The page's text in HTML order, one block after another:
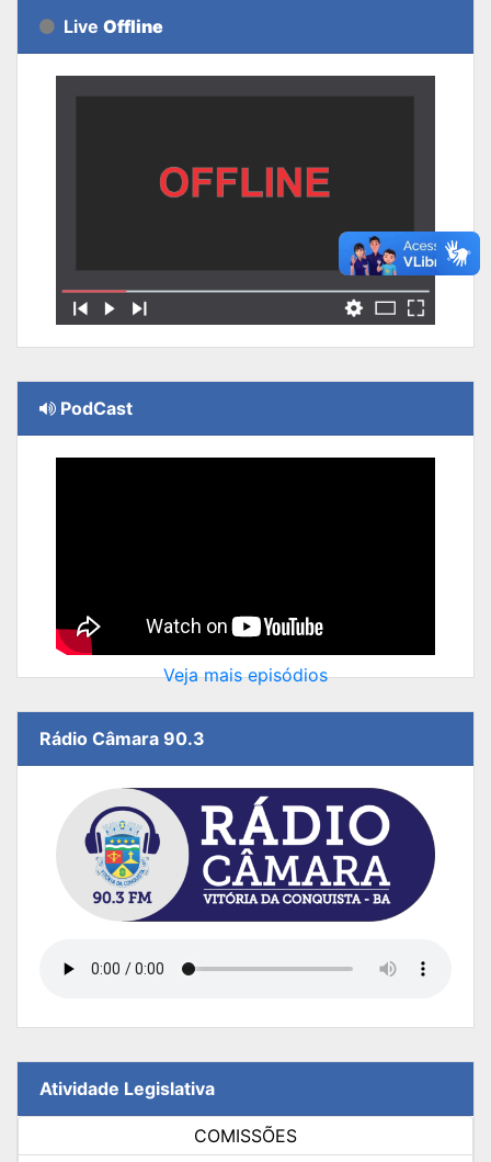
Live Offline
PodCast
Veja mais episódios
Rádio Câmara 90.3
Atividade Legislativa
COMISSÕES